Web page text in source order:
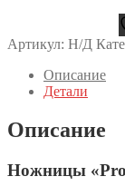
Артикул: Н/Д
Описание
Детали
Описание
Ножницы